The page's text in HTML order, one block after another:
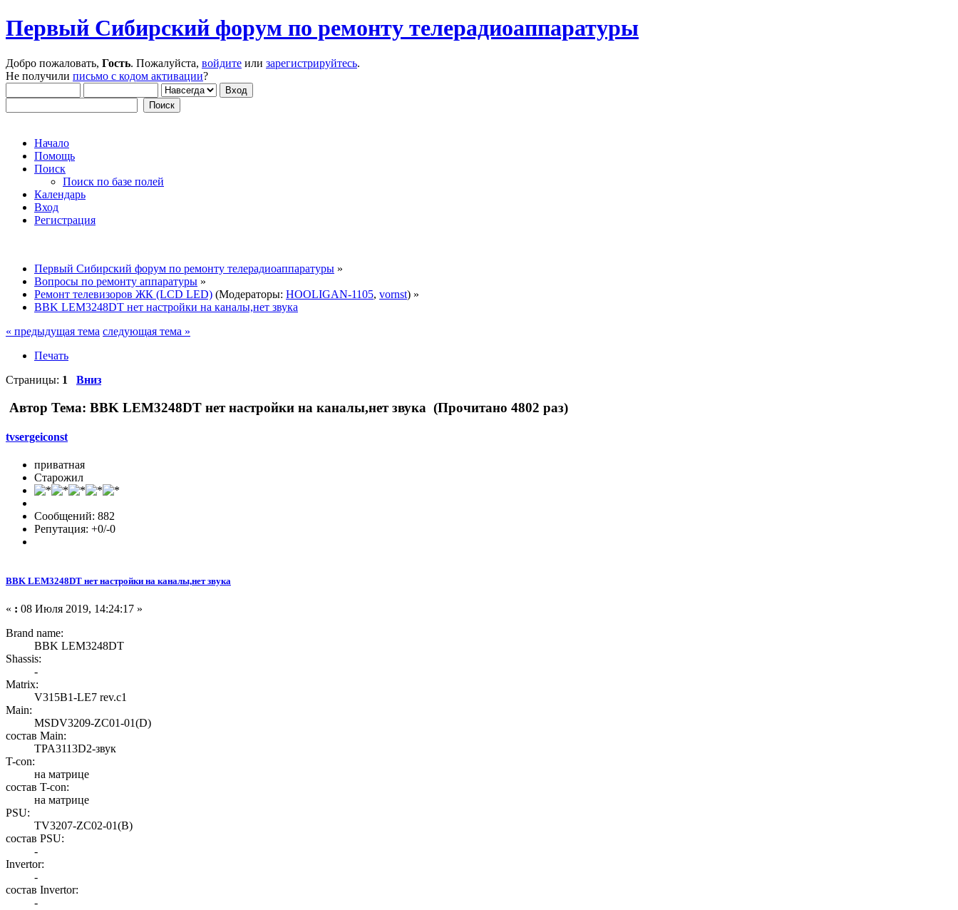
Первый Сибирский форум по ремонту телерадиоаппаратуры
Добро пожаловать, Гость. Пожалуйста, войдите или зарегистрируйтесь.
Не получили письмо с кодом активации?
Начало
Помощь
Поиск
Поиск по базе полей
Календарь
Вход
Регистрация
Первый Сибирский форум по ремонту телерадиоаппаратуры »
Вопросы по ремонту аппаратуры »
Ремонт телевизоров ЖК (LCD LED) (Модераторы: HOOLIGAN-1105, vornst) »
BBK LEM3248DT нет настройки на каналы,нет звука
« предыдущая тема следующая тема »
Печать
Страницы: 1 Вниз
Автор Тема: BBK LEM3248DT нет настройки на каналы,нет звука (Прочитано 4802 раз)
tvsergeiconst
приватная
Старожил
Сообщений: 882
Репутация: +0/-0
BBK LEM3248DT нет настройки на каналы,нет звука
« : 08 Июля 2019, 14:24:17 »
Brand name:
BBK LEM3248DT
Shassis:
-
Matrix:
V315B1-LE7 rev.c1
Main:
MSDV3209-ZC01-01(D)
состав Main:
TPA3113D2-звук
T-con:
на матрице
состав T-con:
на матрице
PSU:
TV3207-ZC02-01(B)
состав PSU:
-
Invertor:
-
состав Invertor:
-